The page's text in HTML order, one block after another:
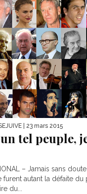
| 23 mars 2015
tel peuple,
– Jamais sans doute
furent autant la défaite du
du...